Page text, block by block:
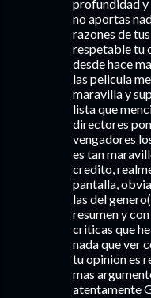
profundidad y
no aportas
razones de
respetable tu
desde hace
las pelicula
maravilla y
lista que
directores
vengadores
es tan
credito,
pantalla,
las del
resumen y
criticas que
nada que ver
tu opinion es
mas
atentamente